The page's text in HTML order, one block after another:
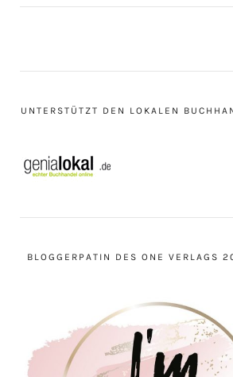
UNTERSTÜTZT DEN LOKALEN
BLOGGERPATIN DES ONE VERLAGS